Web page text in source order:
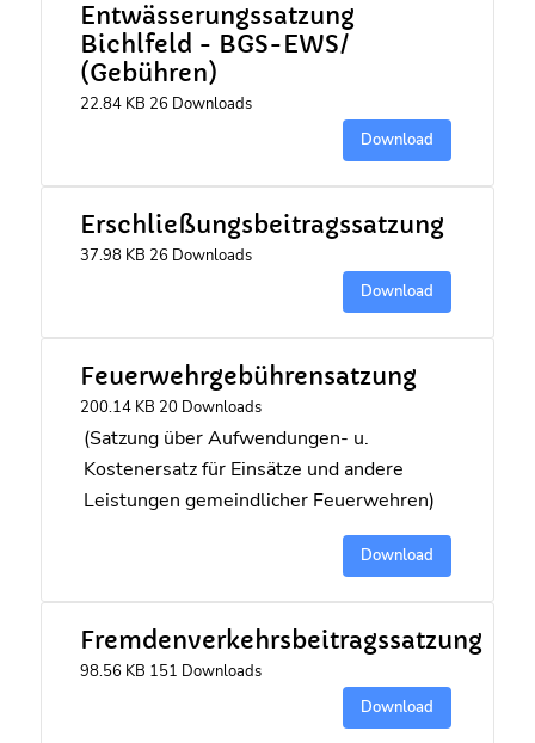
Entwässerungssatzung
Bichlfeld - BGS-EWS/
(Gebühren)
22.84 KB 26 Downloads
Download
Erschließungsbeitragssatzung
37.98 KB 26 Downloads
Download
Feuerwehrgebührensatzung
200.14 KB 20 Downloads
(Satzung über Aufwendungen- u.
Kostenersatz für Einsätze und andere
Leistungen gemeindlicher Feuerwehren)
Download
Fremdenverkehrsbeitragssatzung
98.56 KB 151 Downloads
Download